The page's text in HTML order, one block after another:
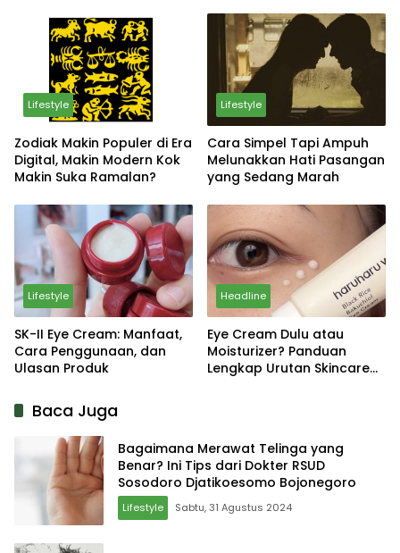
Bojonegoro
Lifestyle
Zodiak Makin Populer di Era
Digital, Makin Modern Kok
Makin Suka Ramalan?
Lifestyle
Cara Simpel Tapi Ampuh
Melunakkan Hati Pasangan
yang Sedang Marah
Lifestyle
SK-II Eye Cream: Manfaat,
Cara Penggunaan, dan
Ulasan Produk
Headline
Eye Cream Dulu atau
Moisturizer? Panduan
Lengkap Urutan Skincare
Baca Juga
Bagaimana Merawat Telinga yang
Benar? Ini Tips dari Dokter RSUD
Sosodoro Djatikoesomo Bojonegoro
Lifestyle Sabtu, 31 Agustus 2024